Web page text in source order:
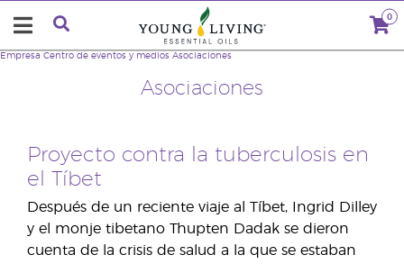
0
Asociaciones
Empresa Centro de eventos y medios Asociaciones
Proyecto contra la tuberculosis en
el Tíbet
Después de un reciente viaje al Tíbet, Ingrid Dilley
y el monje tibetano Thupten Dadak se dieron
cuenta de la crisis de salud a la que se estaban